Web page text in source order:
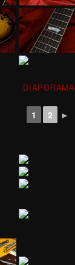
DIAPORAMA
1 2 ►